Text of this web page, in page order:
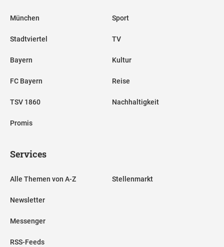
München
Stadtviertel
Bayern
FC Bayern
TSV 1860
Promis
Sport
TV
Kultur
Reise
Nachhaltigkeit
Services
Alle Themen von A-Z
Newsletter
Messenger
RSS-Feeds
Stellenmarkt